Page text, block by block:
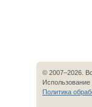
© 2007–2026.
Использование
Политика